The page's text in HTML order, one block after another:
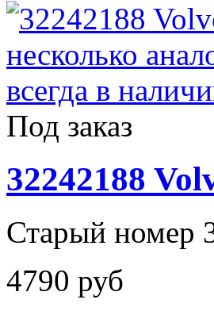
Под заказ
32242188
Старый номер
4790 руб